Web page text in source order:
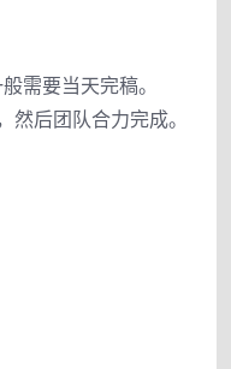
需要当天完稿。
后团队合力完成。